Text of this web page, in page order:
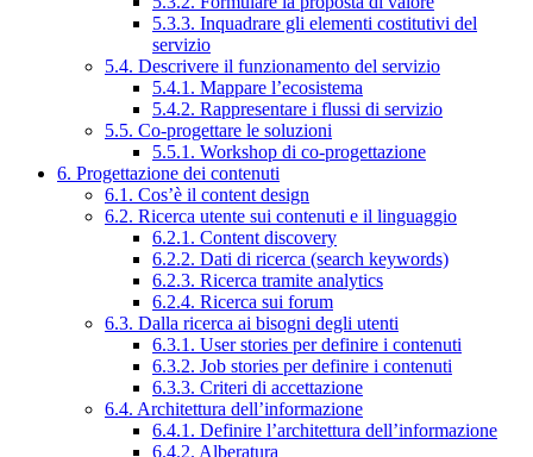
5.3.3. Inquadrare gli elementi costitutivi del
servizio
5.4. Descrivere il funzionamento del servizio
5.4.1. Mappare l’ecosistema
5.4.2. Rappresentare i flussi di servizio
5.5. Co-progettare le soluzioni
5.5.1. Workshop di co-progettazione
6. Progettazione dei contenuti
6.1. Cos’è il content design
6.2. Ricerca utente sui contenuti e il linguaggio
6.2.1. Content discovery
6.2.2. Dati di ricerca (search keywords)
6.2.3. Ricerca tramite analytics
6.2.4. Ricerca sui forum
6.3. Dalla ricerca ai bisogni degli utenti
6.3.1. User stories per definire i contenuti
6.3.2. Job stories per definire i contenuti
6.3.3. Criteri di accettazione
6.4. Architettura dell’informazione
6.4.1. Definire l’architettura dell’informazione
6.4.2. Alberatura